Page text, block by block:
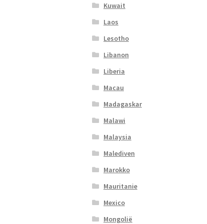
Kuwait
Laos
Lesotho
Libanon
Liberia
Macau
Madagaskar
Malawi
Malaysia
Malediven
Marokko
Mauritanie
Mexico
Mongolië